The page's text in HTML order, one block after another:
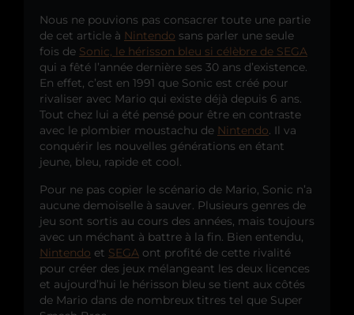
Nous ne pouvions pas consacrer toute une partie
de cet article à Nintendo sans parler une seule
fois de Sonic, le hérisson bleu si célèbre de SEGA
qui a fêté l’année dernière ses 30 ans d’existence.
En effet, c’est en 1991 que Sonic est créé pour
rivaliser avec Mario qui existe déjà depuis 6 ans.
Tout chez lui a été pensé pour être en contraste
avec le plombier moustachu de Nintendo. Il va
conquérir les nouvelles générations en étant
jeune, bleu, rapide et cool.
Pour ne pas copier le scénario de Mario, Sonic n’a
aucune demoiselle à sauver. Plusieurs genres de
jeu sont sortis au cours des années, mais toujours
avec un méchant à battre à la fin. Bien entendu,
Nintendo et SEGA ont profité de cette rivalité
pour créer des jeux mélangeant les deux licences
et aujourd’hui le hérisson bleu se tient aux côtés
de Mario dans de nombreux titres tel que Super